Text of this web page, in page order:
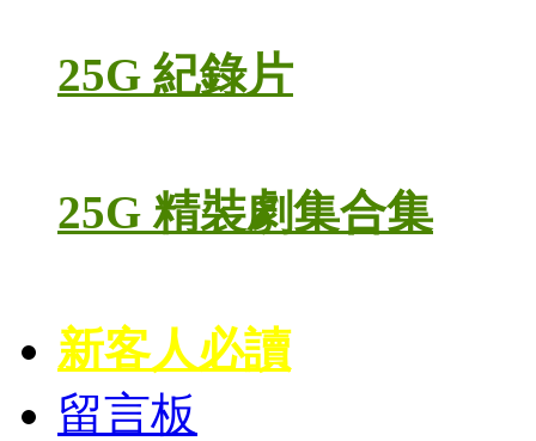
25G 紀錄片
25G 精裝劇集合集
新客人必讀
留言板